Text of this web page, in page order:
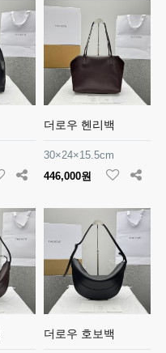
더로우 헨리백
30×24×15.5cm
446,000원
더로우 호보백